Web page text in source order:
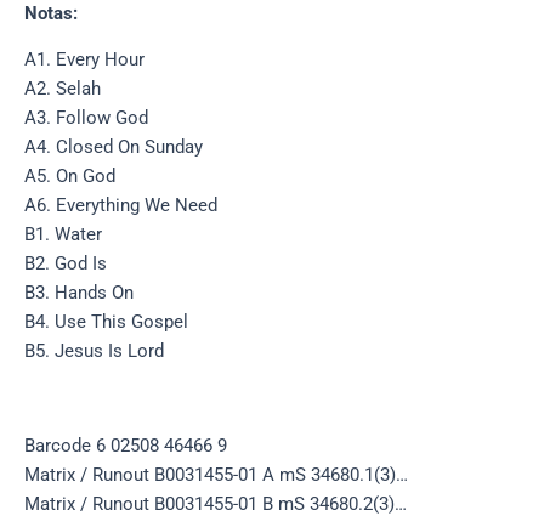
Notas:
A1. Every Hour
A2. Selah
A3. Follow God
A4. Closed On Sunday
A5. On God
A6. Everything We Need
B1. Water
B2. God Is
B3. Hands On
B4. Use This Gospel
B5. Jesus Is Lord
Barcode 6 02508 46466 9
Matrix / Runout B0031455-01 A mS 34680.1(3)…
Matrix / Runout B0031455-01 B mS 34680.2(3)…